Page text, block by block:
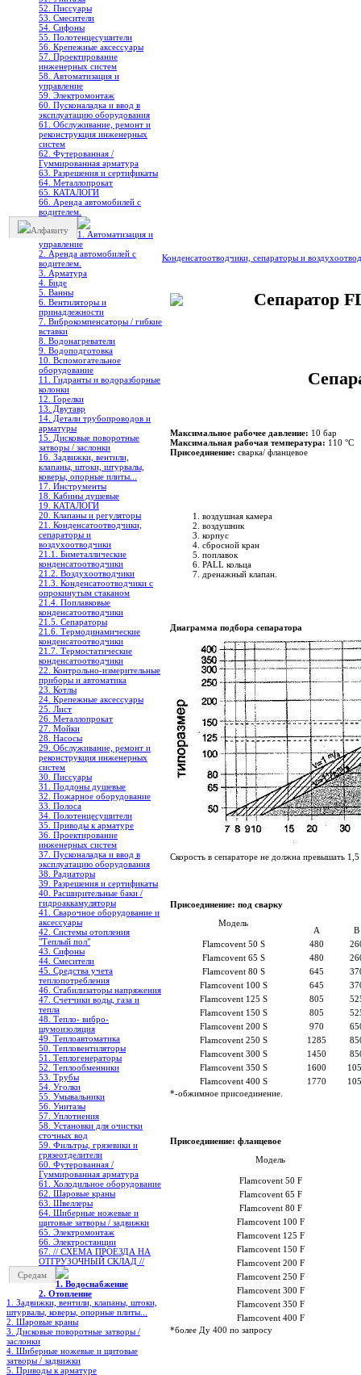
52. Писсуары
53. Смесители
54. Сифоны
55. Полотенцесушители
56. Крепежные аксессуары
57. Проектирование
инженерных систем
58. Автоматизация и
управление
59. Электромонтаж
60. Пусконаладка и ввод в
эксплуатацию оборудования
61. Обслуживание, ремонт и
реконструкция инженерных
систем
62. Футерованная /
Гуммированная арматура
63. Разрешения и сертификаты
64. Металлопрокат
65. КАТАЛОГИ
66. Аренда автомобилей с
водителем.
Алфавиту
1. Автоматизация и
управление
2. Аренда автомобилей с
водителем.
3. Арматура
4. Биде
5. Ванны
6. Вентиляторы и
принадлежности
7. Виброкомпенсаторы / гибкие
вставки
8. Водонагреватели
9. Водоподготовка
10. Вспомогательное
оборудование
11. Гидранты и водоразборные
колонки
12. Горелки
13. Двутавр
14. Детали трубопроводов и
арматуры
15. Дисковые поворотные
затворы / заслонки
16. Задвижки, вентили,
клапаны, штоки, штурвалы,
коверы, опорные плиты...
17. Инструменты
18. Кабины душевые
19. КАТАЛОГИ
20. Клапаны и регуляторы
21. Конденсатоотводчики,
сепараторы и
воздухоотводчики
21.1. Биметаллические
конденсатоотводчики
21.2. Воздухоотводчики
21.3. Конденсатоотводчики с
опрокинутым стаканом
21.4. Поплавковые
конденсатоотводчики
21.5. Сепараторы
21.6. Термодинамические
конденсатоотводчики
21.7. Термостатические
конденсатоотводчики
22. Контрольно-измерительные
приборы и автоматика
23. Котлы
24. Крепежные аксессуары
25. Лист
26. Металлопрокат
27. Мойки
28. Насосы
29. Обслуживание, ремонт и
реконструкция инженерных
систем
30. Писсуары
31. Поддоны душевые
32. Пожарное оборудование
33. Полоса
34. Полотенцесушители
35. Приводы к арматуре
36. Проектирование
инженерных систем
37. Пусконаладка и ввод в
эксплуатацию оборудования
38. Радиаторы
39. Разрешения и сертификаты
40. Расширительные баки /
гидроаккамуляторы
41. Сварочное оборудование и
аксессуары
42. Системы отопления
"Теплый пол"
43. Сифоны
44. Смесители
45. Средства учета
теплопотребления
46. Стабилизаторы напряжения
47. Счетчики воды, газа и
тепла
48. Тепло- вибро-
шумоизоляция
49. Теплоавтоматика
50. Тепловентиляторы
51. Теплогенераторы
52. Теплообменники
53. Трубы
54. Уголки
55. Умывальники
56. Унитазы
57. Уплотнения
58. Установки для очистки
сточных вод
59. Фильтры, грязевики и
грязеотделители
60. Футерованная /
Гуммированная арматура
61. Холодильное oборудование
62. Шаровые краны
63. Швеллеры
64. Шиберные ножевые и
щитовые затворы / задвижки
65. Электромонтаж
66. Электростанции
67. // СХЕМА ПРОЕЗДА НА
ОТГРУЗОЧНЫЙ СКЛАД //
Средам
1. Водоснабжение
2. Отопление
1. Задвижки, вентили, клапаны, штоки,
штурвалы, коверы, опорные плиты...
2. Шаровые краны
3. Дисковые поворотные затворы /
заслонки
4. Шиберные ножевые и щитовые
затворы / задвижки
5. Приводы к арматуре
Конденсатоотводчики, сепараторы и
Сепаратор
Максимальное рабочее давление: 10 бар
Максимальная рабочая температура: 110 °С
Присоединение: сварка/ фланцевое
воздушная камера
воздушник
корпус
сбросной кран
поплавок
PALL кольца
дренажный клапан.
Диаграмма подбора сепаратора
Скорость в сепараторе не должна превышать
Присоединение: под сварку
Модель
A
B
Flamcovent 50 S
480
Flamcovent 65 S
480
Flamcovent 80 S
645
Flamcovent 100 S
645
Flamcovent 125 S
805
Flamcovent 150 S
805
Flamcovent 200 S
970
Flamcovent 250 S
1285
Flamcovent 300 S
1450
Flamcovent 350 S
1600
Flamcovent 400 S
1770
*-обжимное присоединение.
Присоединение: фланцевое
Модель
Flamcovent 50 F
Flamcovent 65 F
Flamcovent 80 F
Flamcovent 100 F
Flamcovent 125 F
Flamcovent 150 F
Flamcovent 200 F
Flamcovent 250 F
Flamcovent 300 F
Flamcovent 350 F
Flamcovent 400 F
*более Ду 400 по запросу